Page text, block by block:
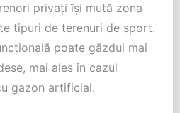
privați își mută zona
tipuri de terenuri de sport.
poate găzdui mai
mai ales în cazul
gazon artificial.